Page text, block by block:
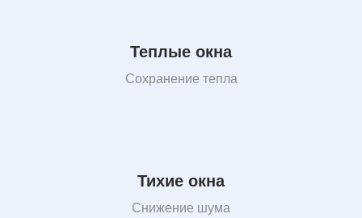
Теплые окна
Сохранение тепла
Тихие окна
Снижение шума